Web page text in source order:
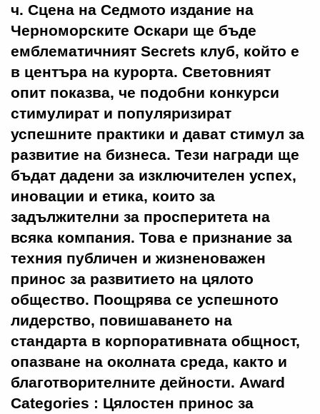
ч. Сцена на Седмото издание на
Черноморските Оскари ще бъде
емблематичният Secrets клуб, който е
в центъра на курорта. Световният
опит показва, че подобни конкурси
стимулират и популяризират
успешните практики и дават стимул за
развитие на бизнеса. Тези награди ще
бъдат дадени за изключителен успех,
иновации и етика, които за
задължителни за просперитета на
всяка компания. Това е признание за
техния публичен и жизненоважен
принос за развитието на цялото
общество. Поощрява се успешното
лидерство, повишаването на
стандарта в корпоративната общност,
опазване на околната среда, както и
благотворителните дейности. Award
Categories : Цялостен принос за